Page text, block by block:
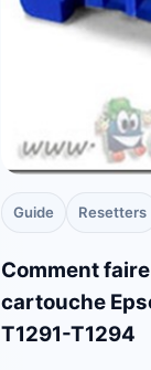
Guide Resetters
Comment
cartouche
T1291-T1294